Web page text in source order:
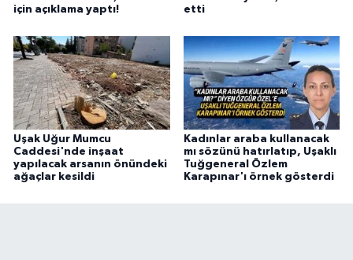
için açıklama yaptı!
etti
Uşak Uğur Mumcu
Caddesi'nde inşaat
yapılacak arsanın önündeki
ağaçlar kesildi
Kadınlar araba kullanacak
mı sözünü hatırlatıp, Uşaklı
Tuğgeneral Özlem
Karapınar'ı örnek gösterdi